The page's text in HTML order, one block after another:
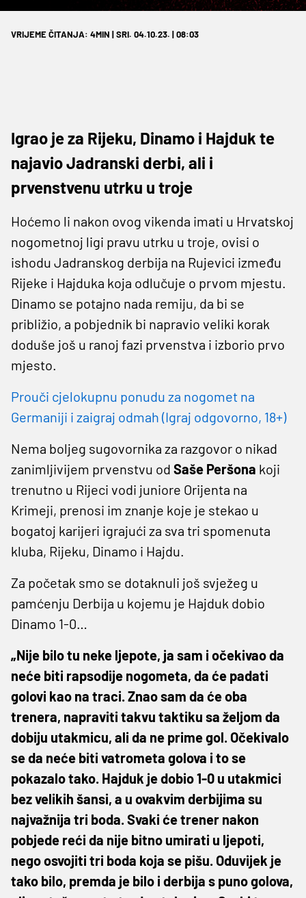
VRIJEME ČITANJA: 4MIN | SRI. 04.10.23. | 08:03
Igrao je za Rijeku, Dinamo i Hajduk te
najavio Jadranski derbi, ali i
prvenstvenu utrku u troje
Hoćemo li nakon ovog vikenda imati u Hrvatskoj
nogometnoj ligi pravu utrku u troje, ovisi o
ishodu Jadranskog derbija na Rujevici između
Rijeke i Hajduka koja odlučuje o prvom mjestu.
Dinamo se potajno nada remiju, da bi se
približio, a pobjednik bi napravio veliki korak
doduše još u ranoj fazi prvenstva i izborio prvo
mjesto.
Prouči cjelokupnu ponudu za nogomet na
Germaniji i zaigraj odmah (Igraj odgovorno, 18+)
Nema boljeg sugovornika za razgovor o nikad
zanimljivijem prvenstvu od Saše Peršona koji
trenutno u Rijeci vodi juniore Orijenta na
Krimeji, prenosi im znanje koje je stekao u
bogatoj karijeri igrajući za sva tri spomenuta
kluba, Rijeku, Dinamo i Hajdu.
Za početak smo se dotaknuli još svježeg u
pamćenju Derbija u kojemu je Hajduk dobio
Dinamo 1-0…
„Nije bilo tu neke ljepote, ja sam i očekivao da
neće biti rapsodije nogometa, da će padati
golovi kao na traci. Znao sam da će oba
trenera, napraviti takvu taktiku sa željom da
dobiju utakmicu, ali da ne prime gol. Očekivalo
se da neće biti vatrometa golova i to se
pokazalo tako. Hajduk je dobio 1-0 u utakmici
bez velikih šansi, a u ovakvim derbijima su
najvažnija tri boda. Svaki će trener nakon
pobjede reći da nije bitno umirati u ljepoti,
nego osvojiti tri boda koja se pišu. Oduvijek je
tako bilo, premda je bilo i derbija s puno golova,